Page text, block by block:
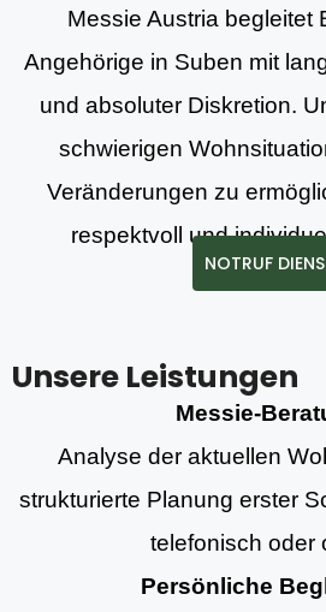
Messie Austria begleitet
Angehörige in Suben mit
und absoluter Diskretion.
schwierigen
Veränderungen zu
respektvoll und
NOTRUF
Unsere Leistungen
Messie-
Analyse der aktuellen
strukturierte Planung erster
telefonisch oder
Persönliche